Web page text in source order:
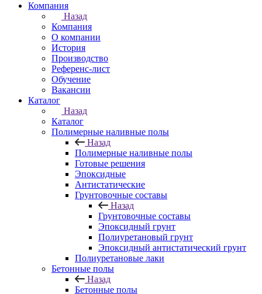
Компания
Назад
Компания
О компании
История
Производство
Референс-лист
Обучение
Вакансии
Каталог
Назад
Каталог
Полимерные наливные полы
Назад
Полимерные наливные полы
Готовые решения
Эпоксидные
Антистатические
Грунтовочные составы
Назад
Грунтовочные составы
Эпоксидный грунт
Полиуретановый грунт
Эпоксидный антистатический грунт
Полиуретановые лаки
Бетонные полы
Назад
Бетонные полы